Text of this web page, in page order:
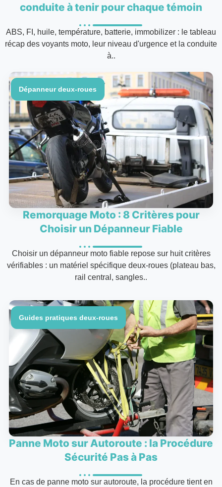
conduite à tenir pour chaque témoin
ABS, FI, huile, température, batterie, immobilizer : le tableau
récap des voyants moto, leur niveau d'urgence et la conduite
à..
Dépanneur deux-roues
Remorquage Moto : 8 Critères pour
Choisir un Dépanneur Fiable
Choisir un dépanneur moto fiable repose sur huit critères
vérifiables : un matériel spécifique deux-roues (plateau bas,
rail central, sangles..
Guides pratiques deux-roues
Panne Moto sur Autoroute : la Procédure
Sécurité Pas à Pas
En cas de panne moto sur autoroute, la procédure tient en